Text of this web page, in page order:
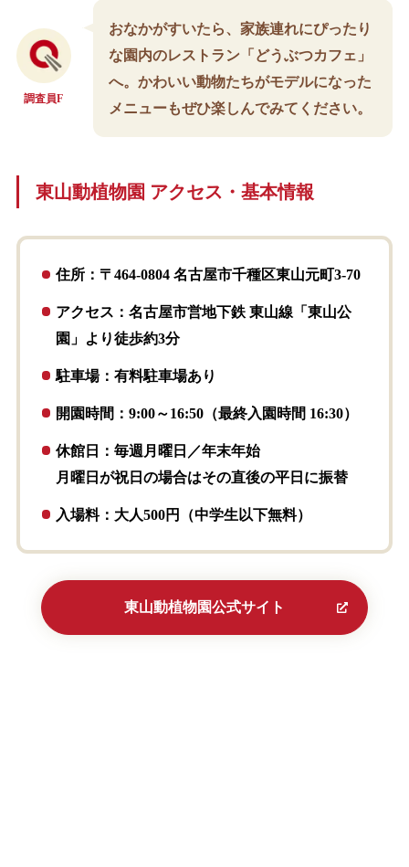
調査員F
おなかがすいたら、家族連れにぴったり
な園内のレストラン「どうぶつカフェ」
へ。かわいい動物たちがモデルになった
メニューもぜひ楽しんでみてください。
東山動植物園 アクセス・基本情報
住所：〒464-0804 名古屋市千種区東山元町3-70
アクセス：名古屋市営地下鉄 東山線「東山公
園」より徒歩約3分
駐車場：有料駐車場あり
開園時間：9:00～16:50（最終入園時間 16:30）
休館日：毎週月曜日／年末年始
月曜日が祝日の場合はその直後の平日に振替
入場料：大人500円（中学生以下無料）
東山動植物園公式サイト